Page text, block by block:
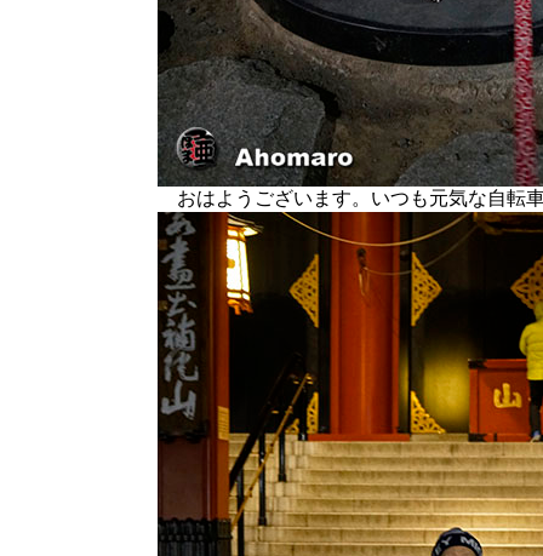
おはようございます。いつも元気な自転